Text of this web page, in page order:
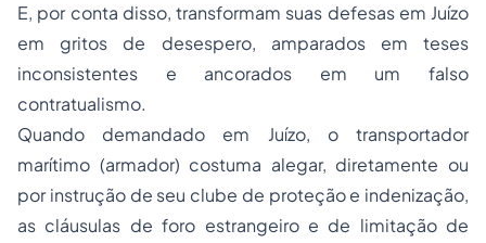
E, por conta disso, transformam suas defesas em Juízo
em gritos de desespero, amparados em teses
inconsistentes e ancorados em um falso
contratualismo.
Quando demandado em Juízo, o transportador
marítimo (armador) costuma alegar, diretamente ou
por instrução de seu clube de proteção e indenização,
as cláusulas de foro estrangeiro e de limitação de